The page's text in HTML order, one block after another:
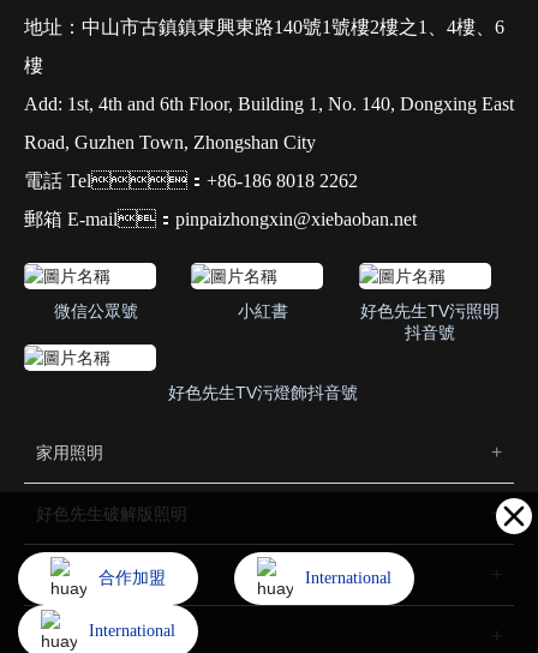
合作加盟 International
International
地址：中山市古鎮鎮東興東路140號1號樓2樓之1、4樓、6
樓
Add: 1st, 4th and 6th Floor, Building 1, No. 140, Dongxing East
Road, Guzhen Town, Zhongshan City
電話 Tel：+86-186 8018 2262
郵箱 E-mail：pinpaizhongxin@xiebaoban.net
微信公眾號 小紅書
好色先生TV污照明
抖音號
好色先生TV污燈飾抖音號
家用照明
好色先生破解版照明
招商加盟
了解好色先生TV污